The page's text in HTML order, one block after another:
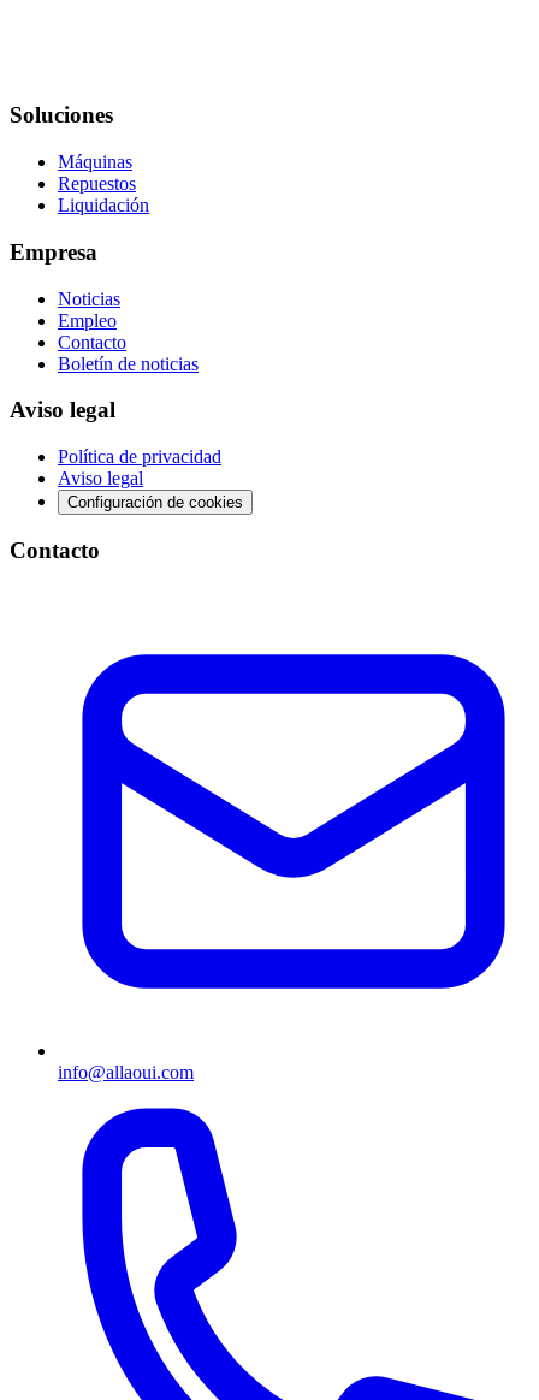
Soluciones
Máquinas
Repuestos
Liquidación
Empresa
Noticias
Empleo
Contacto
Boletín de noticias
Aviso legal
Política de privacidad
Aviso legal
Configuración de cookies
Contacto
info@allaoui.com